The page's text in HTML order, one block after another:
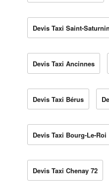
Devis Taxi Saint-
Devis Taxi Ancinnes
Devis Taxi Bérus
Devis Taxi Bourg-Le-Roi
Devis Taxi Chenay 72